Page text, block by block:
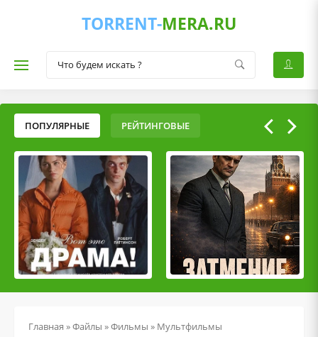
TORRENT-MERA.RU
ПОПУЛЯРНЫЕ РЕЙТИНГОВЫЕ
Главная »Файлы »Фильмы » Мультфильмы